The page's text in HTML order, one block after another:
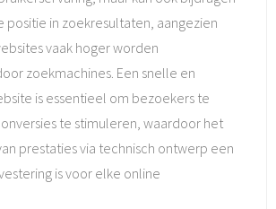
positie in zoekresultaten, aangezien
vaak hoger worden
zoekmachines. Een snelle en
is essentieel om bezoekers te
te stimuleren, waardoor het
prestaties via technisch ontwerp een
is voor elke online